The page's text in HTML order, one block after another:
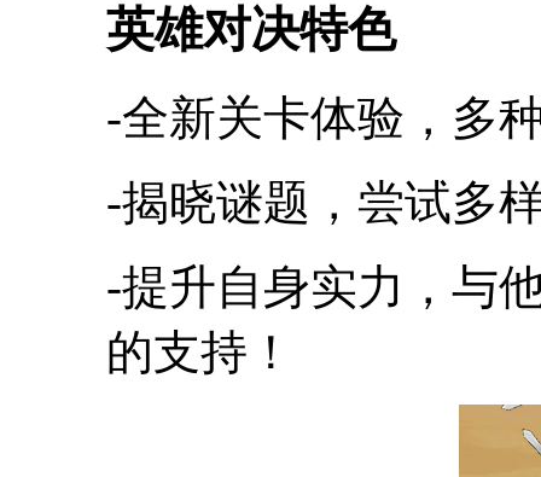
英雄对决特色
-全新关卡体验，多
-揭晓谜题，尝试多
-提升自身实力，与
的支持！